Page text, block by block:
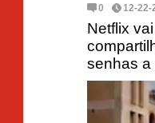
0 12-22-
Netflix
senhas a